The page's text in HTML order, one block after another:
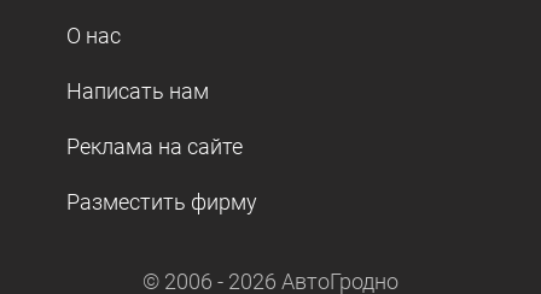
О нас
Написать нам
Реклама на сайте
Разместить фирму
© 2006 - 2026 АвтоГродно